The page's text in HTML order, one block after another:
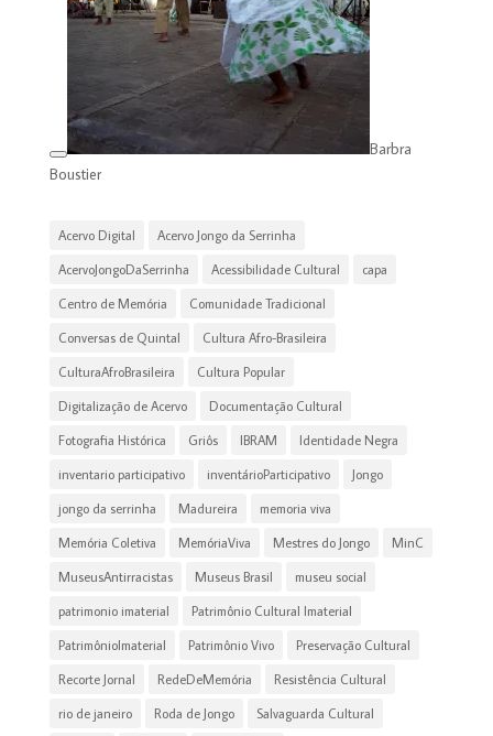
Barbra
Boustier
Acervo Digital Acervo Jongo da Serrinha
AcervoJongoDaSerrinha Acessibilidade Cultural capa
Centro de Memória Comunidade Tradicional
Conversas de Quintal Cultura Afro-Brasileira
CulturaAfroBrasileira Cultura Popular
Digitalização de Acervo Documentação Cultural
Fotografia Histórica Griôs IBRAM Identidade Negra
inventario participativo inventárioParticipativo Jongo
jongo da serrinha Madureira memoria viva
Memória Coletiva MemóriaViva Mestres do Jongo MinC
MuseusAntirracistas Museus Brasil museu social
patrimonio imaterial Patrimônio Cultural Imaterial
PatrimônioImaterial Patrimônio Vivo Preservação Cultural
Recorte Jornal RedeDeMemória Resistência Cultural
rio de janeiro Roda de Jongo Salvaguarda Cultural